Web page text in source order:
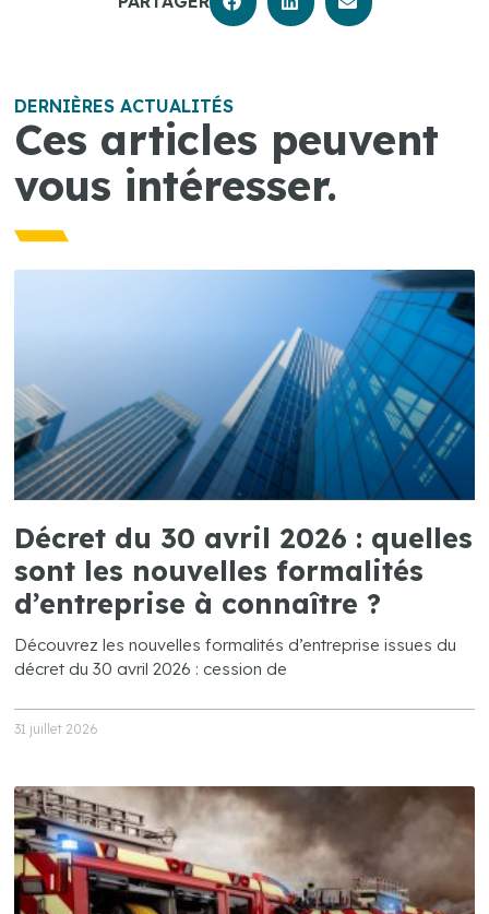
DERNIÈRES ACTUALITÉS
Ces articles peuvent
vous intéresser.
Décret du 30 avril 2026 : quelles
sont les nouvelles formalités
d’entreprise à connaître ?
Découvrez les nouvelles formalités d’entreprise issues du
décret du 30 avril 2026 : cession de
31 juillet 2026